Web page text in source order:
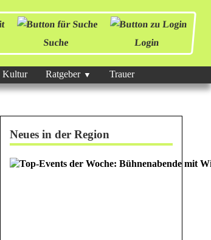
Suche Login
Kultur Ratgeber Trauer
Neues in der Region